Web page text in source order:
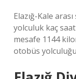
Elazığ-Kale
yolculuk kaç
mesafe 1144
otobüs